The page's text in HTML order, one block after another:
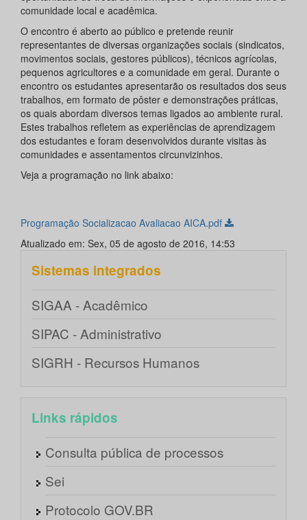
comunidade local e acadêmica.
O encontro é aberto ao público e pretende reunir
representantes de diversas organizações sociais (sindicatos,
movimentos sociais, gestores públicos), técnicos agrícolas,
pequenos agricultores e a comunidade em geral. Durante o
encontro os estudantes apresentarão os resultados dos seus
trabalhos, em formato de pôster e demonstrações práticas,
os quais abordam diversos temas ligados ao ambiente rural.
Estes trabalhos refletem as experiências de aprendizagem
dos estudantes e foram desenvolvidos durante visitas às
comunidades e assentamentos circunvizinhos.
Veja a programação no link abaixo:
Programação Socializacao Avaliacao AICA.pdf
Atualizado em: Sex, 05 de agosto de 2016, 14:53
Sistemas integrados
SIGAA - Acadêmico
SIPAC - Administrativo
SIGRH - Recursos Humanos
Links rápidos
Consulta pública de processos
Sei
Protocolo GOV.BR